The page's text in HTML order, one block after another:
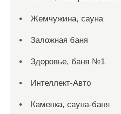
Жемчужина, сауна
Заложная баня
Здоровье, баня №1
Интеллект-Авто
Каменка, сауна-баня